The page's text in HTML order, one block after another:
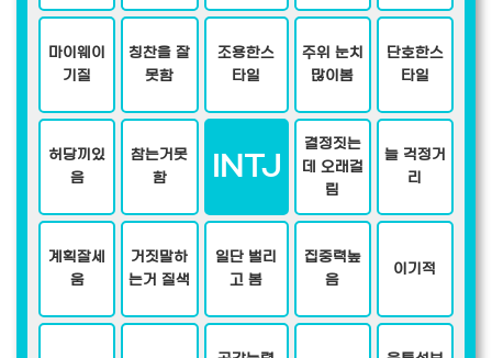
마이웨이
기질
칭찬을 잘
못함
조용한스
타일
주위 눈치
많이봄
단호한스
타일
허당끼있
음
참는거못
함
INTJ
결정짓는
데 오래걸
림
늘 걱정거
리
계획잘세
움
거짓말하
는거 질색
일단 벌리
고 봄
집중력높
음
이기적